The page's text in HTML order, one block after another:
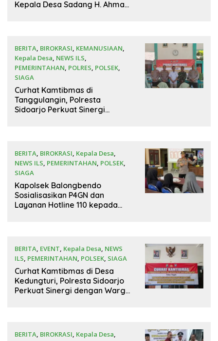
Kepala Desa Sadang H. Ahmad
BERITA, BIROKRASI, KEMANUSIAAN,
Kepala Desa, NEWS ILS,
PEMERINTAHAN, POLRES, POLSEK,
SIAGA
22 Juli 2026
Curhat Kamtibmas di
Tanggulangin, Polresta
Sidoarjo Perkuat Sinergi
BERITA, BIROKRASI, Kepala Desa,
NEWS ILS, PEMERINTAHAN, POLSEK,
SIAGA
9 Juli 2026
Kapolsek Balongbendo
Sosialisasikan P4GN dan
Layanan Hotline 110 kepada
BERITA, EVENT, Kepala Desa, NEWS
ILS, PEMERINTAHAN, POLSEK, SIAGA
8 Juli 2026
Curhat Kamtibmas di Desa
Kedungturi, Polresta Sidoarjo
Perkuat Sinergi dengan Warga
BERITA, BIROKRASI, Kepala Desa,